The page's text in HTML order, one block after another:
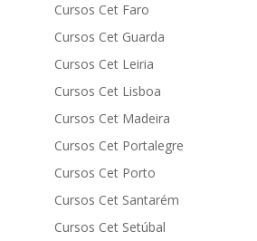
Cursos Cet Faro
Cursos Cet Guarda
Cursos Cet Leiria
Cursos Cet Lisboa
Cursos Cet Madeira
Cursos Cet Portalegre
Cursos Cet Porto
Cursos Cet Santarém
Cursos Cet Setúbal